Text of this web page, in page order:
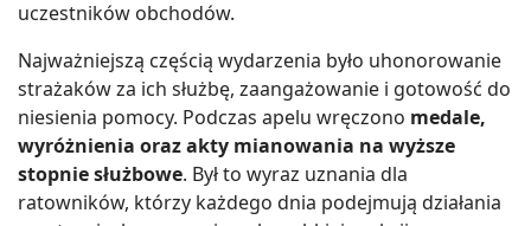
uczestników obchodów.
Najważniejszą częścią wydarzenia było uhonorowanie
strażaków za ich służbę, zaangażowanie i gotowość do
niesienia pomocy. Podczas apelu wręczono medale,
wyróżnienia oraz akty mianowania na wyższe
stopnie służbowe. Był to wyraz uznania dla
ratowników, którzy każdego dnia podejmują działania